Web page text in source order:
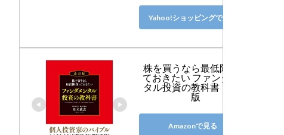
Yahoo!ショッピングで見る
株を買うなら最低限知っ
ておきたい ファンダメン
タル投資の教科書　改訂
版
Amazonで見る